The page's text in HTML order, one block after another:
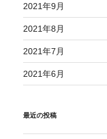
2021年9月
2021年8月
2021年7月
2021年6月
最近の投稿